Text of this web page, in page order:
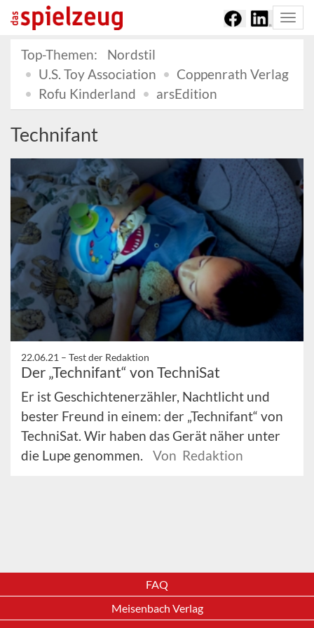
Top-Themen:
Nordstil
U.S. Toy Association
Coppenrath Verlag
Rofu Kinderland
arsEdition
Technifant
22.06.21 – Test der Redaktion
Der „Technifant“ von TechniSat
Er ist Geschichtenerzähler, Nachtlicht und
bester Freund in einem: der „Technifant“ von
TechniSat. Wir haben das Gerät näher unter
die Lupe genommen.
Von Redaktion
FAQ
Meisenbach Verlag